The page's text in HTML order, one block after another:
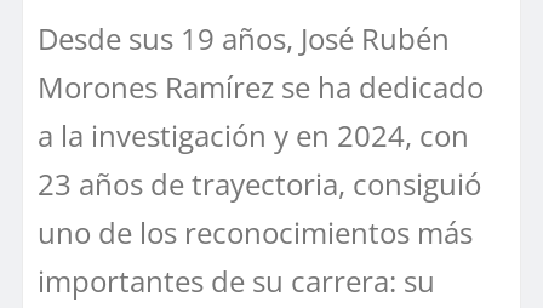
Desde sus 19 años, José Rubén
Morones Ramírez se ha dedicado
a la investigación y en 2024, con
23 años de trayectoria, consiguió
uno de los reconocimientos más
importantes de su carrera: su